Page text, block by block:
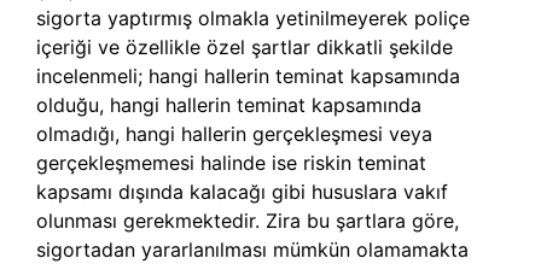
sigorta yaptırmış olmakla yetinilmeyerek poliçe
içeriği ve özellikle özel şartlar dikkatli şekilde
incelenmeli; hangi hallerin teminat kapsamında
olduğu, hangi hallerin teminat kapsamında
olmadığı, hangi hallerin gerçekleşmesi veya
gerçekleşmemesi halinde ise riskin teminat
kapsamı dışında kalacağı gibi hususlara vakıf
olunması gerekmektedir. Zira bu şartlara göre,
sigortadan yararlanılması mümkün olamamakta